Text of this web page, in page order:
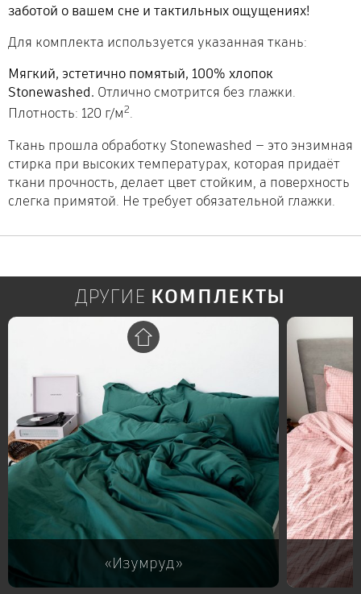
заботой о вашем сне и тактильных ощущениях!
Для комплекта используется указанная ткань:
Мягкий, эстетично помятый, 100% хлопок
Stonewashed. Отлично смотрится без глажки.
Плотность: 120 г/м2.
Ткань прошла обработку Stonewashed — это энзимная
стирка при высоких температурах, которая придаёт
ткани прочность, делает цвет стойким, а поверхность
слегка примятой. Не требует обязательной глажки.
ДРУГИЕ КОМПЛЕКТЫ
«Изумруд»